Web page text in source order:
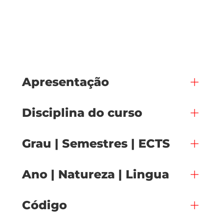
Apresentação
Disciplina do curso
Grau | Semestres | ECTS
Ano | Natureza | Lingua
Código